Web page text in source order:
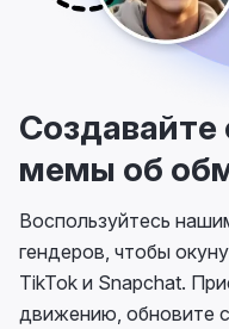
мемы об
Воспользуйтесь
гендеров, чтобы
TikTok и Snapchat.
движению, обновите